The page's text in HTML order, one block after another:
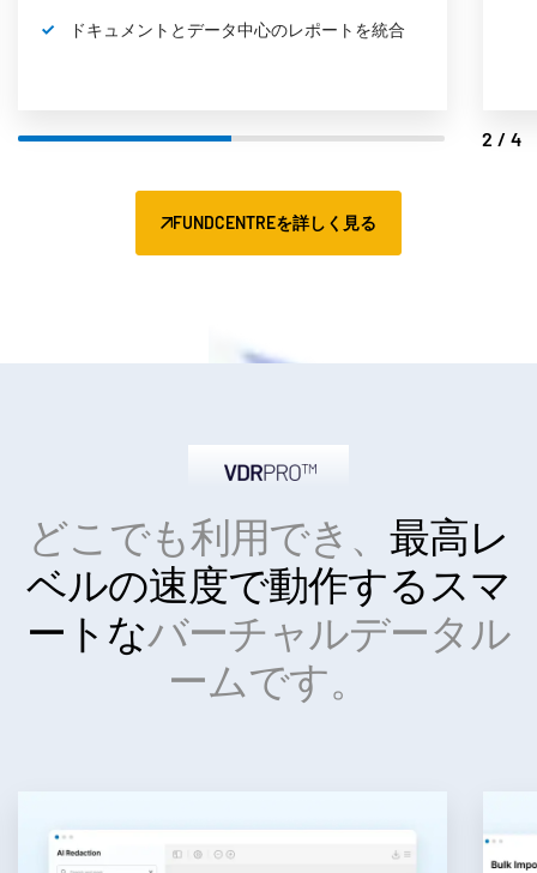
ドキュメントとデータ中心のレポートを統合
2/4
FUNDCENTREを詳しく見る
どこでも利用でき、最高レ
ベルの速度で動作するスマ
ートなバーチャルデータル
ームです。